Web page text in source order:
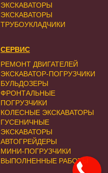
ЭКСКАВАТОРЫ
ЭКСКАВАТОРЫ
ТРУБОУКЛАДЧИКИ
СЕРВИС
РЕМОНТ ДВИГАТЕЛЕЙ
ЭКСКАВАТОР-ПОГРУЗЧИКИ
БУЛЬДОЗЕРЫ
ФРОНТАЛЬНЫЕ
ПОГРУЗЧИКИ
КОЛЕСНЫЕ ЭКСКАВАТОРЫ
ГУСЕНИЧНЫЕ
ЭКСКАВАТОРЫ
АВТОГРЕЙДЕРЫ
МИНИ-ПОГРУЗЧИКИ
ВЫПОЛНЕННЫЕ РАБОТЫ